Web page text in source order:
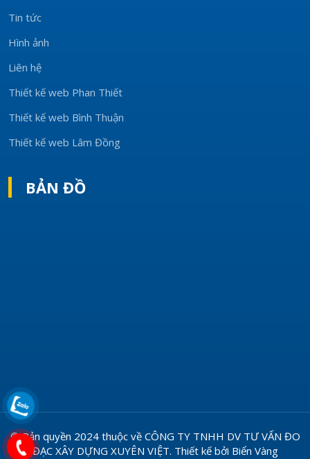
Tin tức
Hình ảnh
Liên hệ
Thiết kế web Phan Thiết
Thiết kế web Bình Thuận
Thiết kế web Lâm Đồng
BẢN ĐỒ
© Bản quyền 2024 thuộc về CÔNG TY TNHH DV TƯ VẤN ĐO
ĐẠC XÂY DỰNG XUYÊN VIỆT. Thiết kế bởi Biển Vàng